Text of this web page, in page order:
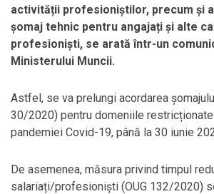
activității profesioniștilor, precum și
șomaj tehnic pentru angajați și alte
profesioniști, se arată într-un
Ministerului Muncii.
Astfel, se va prelungi acordarea
30/2020) pentru domeniile
pandemiei Covid-19, până la 30 iunie
De asemenea, măsura privind timpul
salariați/profesioniști (OUG 132/2020)